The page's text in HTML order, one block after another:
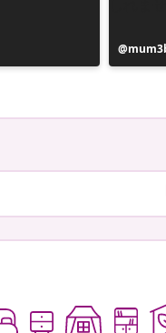
投
稿